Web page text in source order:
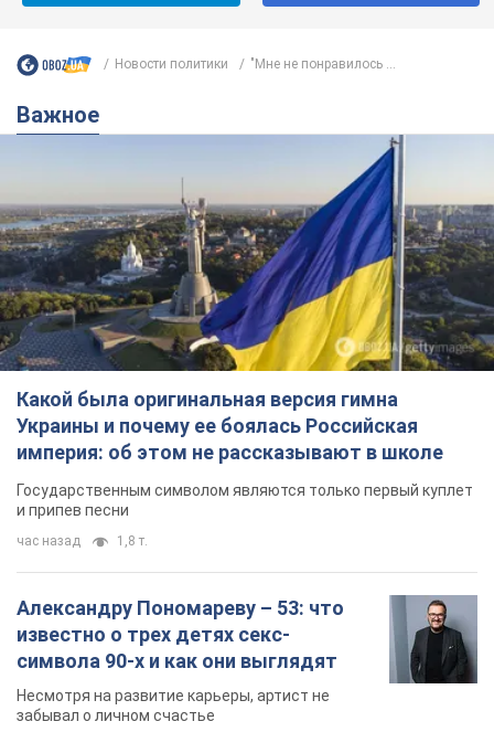
Новости политики "Мне не понравилось ...
Важное
Какой была оригинальная версия гимна
Украины и почему ее боялась Российская
империя: об этом не рассказывают в школе
Государственным символом являются только первый куплет
и припев песни
час назад 1,8 т.
Александру Пономареву – 53: что
известно о трех детях секс-
символа 90-х и как они выглядят
Несмотря на развитие карьеры, артист не
забывал о личном счастье